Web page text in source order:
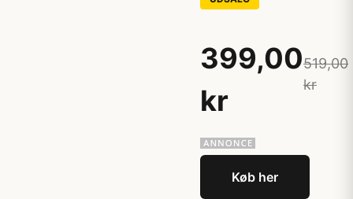
399,00
kr
519,00
kr
Køb her